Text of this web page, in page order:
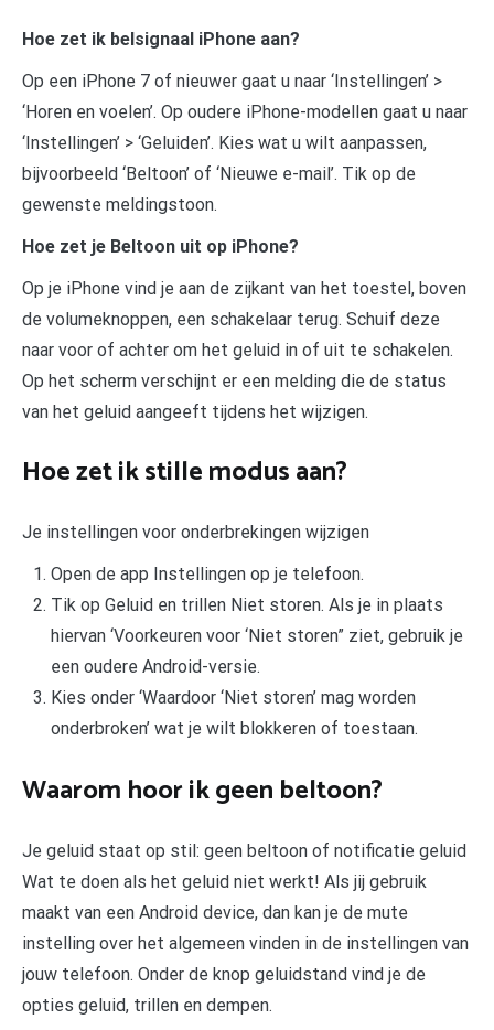
Hoe zet ik belsignaal iPhone aan?
Op een iPhone 7 of nieuwer gaat u naar ‘Instellingen’ >
‘Horen en voelen’. Op oudere iPhone-modellen gaat u naar
‘Instellingen’ > ‘Geluiden’. Kies wat u wilt aanpassen,
bijvoorbeeld ‘Beltoon’ of ‘Nieuwe e-mail’. Tik op de
gewenste meldingstoon.
Hoe zet je Beltoon uit op iPhone?
Op je iPhone vind je aan de zijkant van het toestel, boven
de volumeknoppen, een schakelaar terug. Schuif deze
naar voor of achter om het geluid in of uit te schakelen.
Op het scherm verschijnt er een melding die de status
van het geluid aangeeft tijdens het wijzigen.
Hoe zet ik stille modus aan?
Je instellingen voor onderbrekingen wijzigen
Open de app Instellingen op je telefoon.
Tik op Geluid en trillen Niet storen. Als je in plaats
hiervan ‘Voorkeuren voor ‘Niet storen” ziet, gebruik je
een oudere Android-versie.
Kies onder ‘Waardoor ‘Niet storen’ mag worden
onderbroken’ wat je wilt blokkeren of toestaan.
Waarom hoor ik geen beltoon?
Je geluid staat op stil: geen beltoon of notificatie geluid
Wat te doen als het geluid niet werkt! Als jij gebruik
maakt van een Android device, dan kan je de mute
instelling over het algemeen vinden in de instellingen van
jouw telefoon. Onder de knop geluidstand vind je de
opties geluid, trillen en dempen.